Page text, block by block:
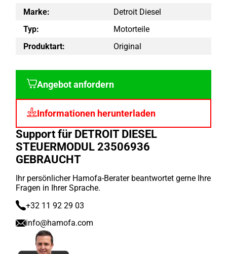
Marke:
Detroit Diesel
Typ:
Motorteile
Produktart:
Original
Angebot anfordern
Informationen herunterladen
Support für DETROIT DIESEL
STEUERMODUL 23506936
GEBRAUCHT
Ihr persönlicher Hamofa-Berater beantwortet gerne Ihre
Fragen in Ihrer Sprache.
+32 11 92 29 03
info@hamofa.com